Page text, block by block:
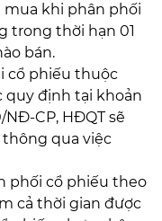
khi phân phối
trong thời hạn 01
bán.
cổ phiếu thuộc
định tại khoản
CP, HĐQT sẽ
qua việc
phối cổ phiếu theo
cả thời gian được